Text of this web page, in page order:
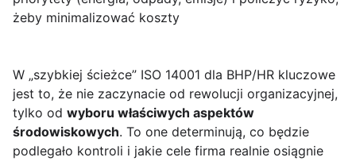
żeby minimalizować koszty
W „szybkiej ścieżce” ISO 14001 dla BHP/HR kluczowe
jest to, że nie zaczynacie od rewolucji organizacyjnej,
tylko od wyboru właściwych aspektów
środowiskowych. To one determinują, co będzie
podlegało kontroli i jakie cele firma realnie osiągnie